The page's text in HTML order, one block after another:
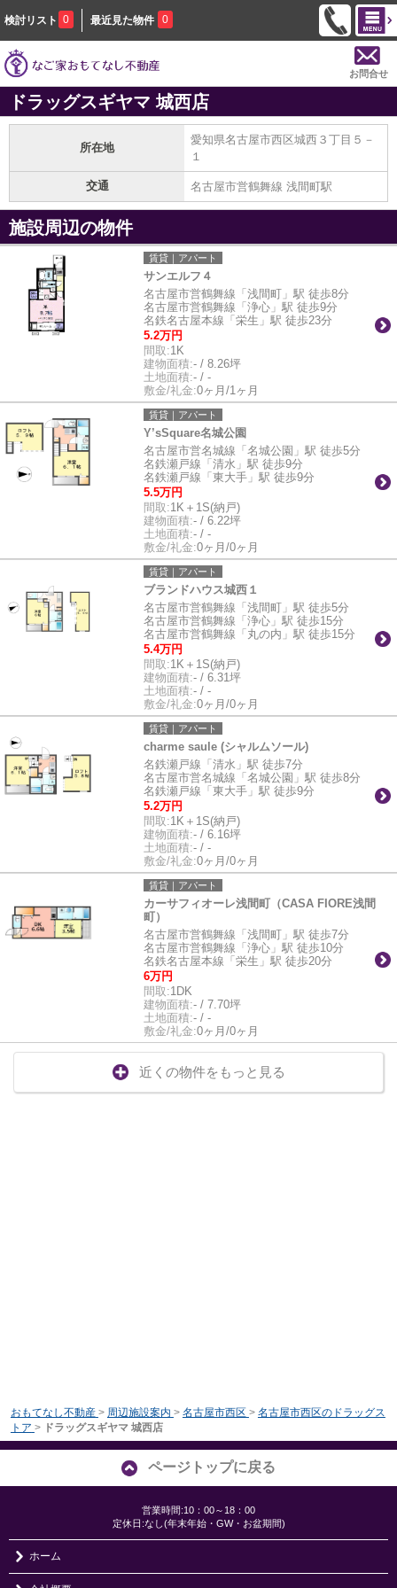
検討リスト 0 最近見た物件 0
お問合せ
ドラッグスギヤマ 城西店
所在地
愛知県名古屋市西区城西３丁目５－
１
交通 名古屋市営鶴舞線 浅間町駅
施設周辺の物件
賃貸｜アパート
サンエルフ４
名古屋市営鶴舞線「浅間町」駅 徒歩8分
名古屋市営鶴舞線「浄心」駅 徒歩9分
名鉄名古屋本線「栄生」駅 徒歩23分
5.2万円
間取:1K
建物面積:- / 8.26坪
土地面積:- / -
敷金/礼金:0ヶ月/1ヶ月
賃貸｜アパート
Y’sSquare名城公園
名古屋市営名城線「名城公園」駅 徒歩5分
名鉄瀬戸線「清水」駅 徒歩9分
名鉄瀬戸線「東大手」駅 徒歩9分
5.5万円
間取:1K＋1S(納戸)
建物面積:- / 6.22坪
土地面積:- / -
敷金/礼金:0ヶ月/0ヶ月
賃貸｜アパート
ブランドハウス城西１
名古屋市営鶴舞線「浅間町」駅 徒歩5分
名古屋市営鶴舞線「浄心」駅 徒歩15分
名古屋市営鶴舞線「丸の内」駅 徒歩15分
5.4万円
間取:1K＋1S(納戸)
建物面積:- / 6.31坪
土地面積:- / -
敷金/礼金:0ヶ月/0ヶ月
賃貸｜アパート
charme saule (シャルムソール)
名鉄瀬戸線「清水」駅 徒歩7分
名古屋市営名城線「名城公園」駅 徒歩8分
名鉄瀬戸線「東大手」駅 徒歩9分
5.2万円
間取:1K＋1S(納戸)
建物面積:- / 6.16坪
土地面積:- / -
敷金/礼金:0ヶ月/0ヶ月
賃貸｜アパート
カーサフィオーレ浅間町（CASA FIORE浅間
町）
名古屋市営鶴舞線「浅間町」駅 徒歩7分
名古屋市営鶴舞線「浄心」駅 徒歩10分
名鉄名古屋本線「栄生」駅 徒歩20分
6万円
間取:1DK
建物面積:- / 7.70坪
土地面積:- / -
敷金/礼金:0ヶ月/0ヶ月
近くの物件をもっと見る
おもてなし不動産 > 周辺施設案内 > 名古屋市西区 > 名古屋市西区のドラッグス
トア > ドラッグスギヤマ 城西店
ページトップに戻る
営業時間:10：00～18：00
定休日:なし(年末年始・GW・お盆期間)
ホーム